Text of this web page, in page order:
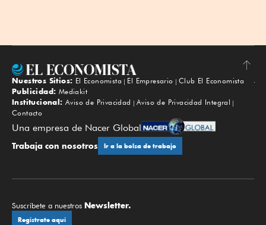
Subir
Nuestros Sitios: El Economista El Empresario
Club El Economista
Publicidad: Mediakit
Institucional: Aviso de Privacidad
Aviso de Privacidad Integral
Contacto
Una empresa de Nacer Global
Trabaja con nosotros Ir a la bolsa de trabajo
Suscríbete a nuestros Newsletter.
Regístrate aquí